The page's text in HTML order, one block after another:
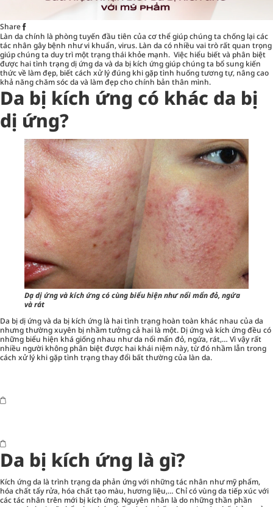
Share
Làn da chính là phòng tuyến đầu tiên của cơ thể giúp chúng ta chống lại các
tác nhân gây bệnh như vi khuẩn, virus. Làn da có nhiều vai trò rất quan trọng
giúp chúng ta duy trì một trạng thái khỏe mạnh. Việc hiểu biết và phân biệt
được hai tình trạng dị ứng da và da bị kích ứng giúp chúng ta bổ sung kiến
thức về làm đẹp, biết cách xử lý đúng khi gặp tình huống tương tự, nâng cao
khả năng chăm sóc da và làm đẹp cho chính bản thân mình.
Da bị kích ứng có khác da bị
dị ứng?
Dạ dị ứng và kích ứng có cùng biểu hiện như nổi mẩn đỏ, ngứa
và rát
Da bị dị ứng và da bị kích ứng là hai tình trạng hoàn toàn khác nhau của da
nhưng thường xuyên bị nhầm tưởng cả hai là một. Dị ứng và kích ứng đều có
những biểu hiện khá giống nhau như da nổi mẩn đỏ, ngứa, rát,… Vì vậy rất
nhiều người không phân biệt được hai khái niệm này, từ đó nhầm lẫn trong
cách xử lý khi gặp tình trạng thay đổi bất thường của làn da.
Da bị kích ứng là gì?
Kích ứng da là trình trạng da phản ứng với những tác nhân như mỹ phẩm,
hóa chất tẩy rửa, hóa chất tạo màu, hương liệu,… Chỉ có vùng da tiếp xúc với
các tác nhân trên mới bị kích ứng. Nguyên nhân là do những thần phần